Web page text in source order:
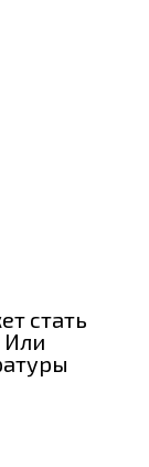
стать
Или